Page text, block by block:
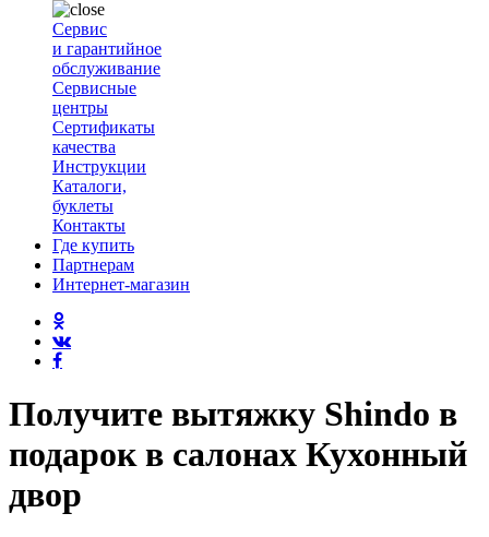
Сервис
и гарантийное
обслуживание
Сервисные
центры
Сертификаты
качества
Инструкции
Каталоги,
буклеты
Контакты
Где купить
Партнерам
Интернет-магазин
Получите вытяжку Shindo в
подарок в салонах Кухонный
двор